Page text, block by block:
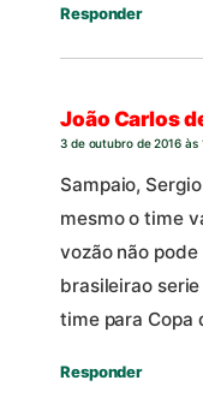
Responder
João Carlos
3 de outubro de 2016 às
Sampaio,
mesmo o time
vozão não
brasileirao
time para Copa
Responder